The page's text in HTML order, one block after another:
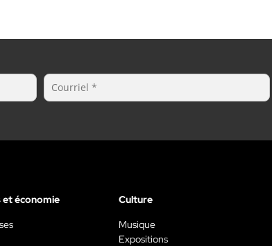
économie
Culture
Musique
Expositions